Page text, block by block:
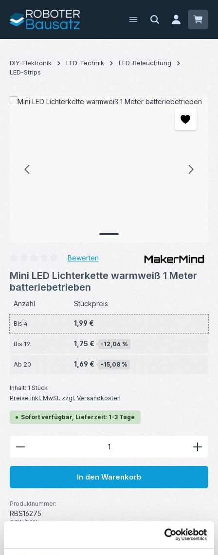
Zum Hauptinhalt springen
DIY-Elektronik LED-Technik
LED-Beleuchtung
LED-Strips
Bildergalerie überspringen
Bewerten
Mini LED Lichterkette warmweiß 1 Meter
batteriebetrieben
Anzahl Stückpreis
Bis 4 1,99 €
Bis 19 1,75 € -12,06 %
Ab 20 1,69 € -15,08 %
Inhalt: 1 Stück
Preise inkl. MwSt. zzgl. Versandkosten
Sofort verfügbar, Lieferzeit: 1-3 Tage
Produkt Anzahl: Gib den gewünschten Wert ein
In den Warenkorb
Produktnummer:
RBS16275
GTIN/EAN:
MakerMind